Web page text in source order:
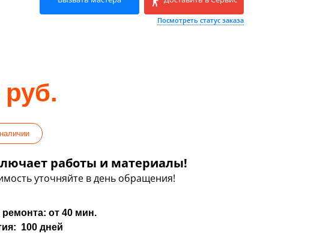
Посмотреть статус заказа
руб.
работы и материалы!
уточняйте в день обращения!
от 40 мин.
100 дней